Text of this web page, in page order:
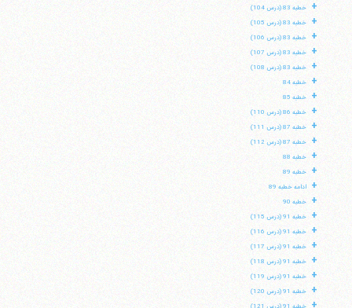
+ خطبه 83 (درس 104)
+ خطبه 83 (درس 105)
+ خطبه 83 (درس 106)
+ خطبه 83 (درس 107)
+ خطبه 83 (درس 108)
+ خطبه 84
+ خطبه 85
+ خطبه 86 (درس 110)
+ خطبه 87 (درس 111)
+ خطبه 87 (درس 112)
+ خطبه 88
+ خطبه 89
+ ادامه خطبه 89
+ خطبه 90
+ خطبه 91 (درس 115)
+ خطبه 91 (درس 116)
+ خطبه 91 (درس 117)
+ خطبه 91 (درس 118)
+ خطبه 91 (درس 119)
+ خطبه 91 (درس 120)